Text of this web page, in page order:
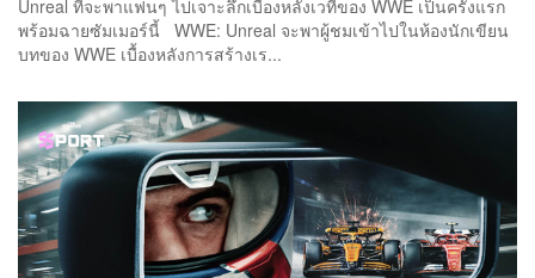
Unreal ที่จะพาแฟนๆ ไปเจาะลึกเบื้องหลังเวทีของ WWE เป็นครั้งแรก
พร้อมฉายซัมเมอร์นี้ WWE: Unreal จะพาผู้ชมเข้าไปในห้องนักเขียน
บทของ WWE เบื้องหลังการสร้างเร...